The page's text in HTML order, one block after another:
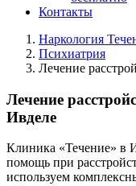
Контакты
Наркология
Психиатрия
Лечение
Лечение
Ивделе
Клиника «Течение» в
помощь при
используем